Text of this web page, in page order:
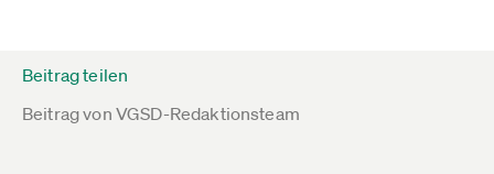
Beitrag teilen
Beitrag von VGSD-Redaktionsteam